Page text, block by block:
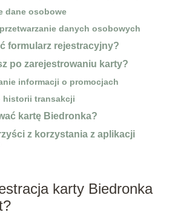
dane osobowe
danych osobowych
formularz rejestracyjny?
po zarejestrowaniu karty?
informacji o promocjach
historii transakcji
kartę Biedronka?
z korzystania z aplikacji
karty Biedronka